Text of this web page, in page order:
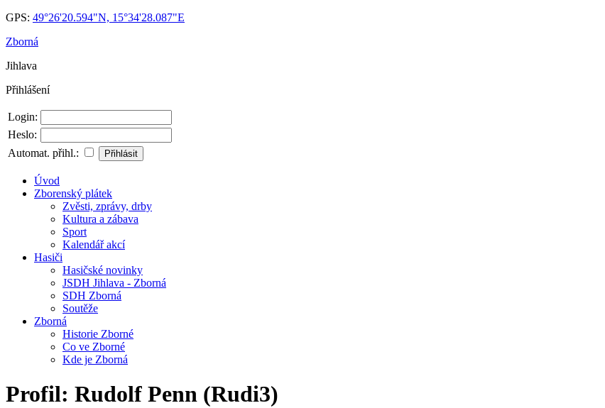
GPS: 49°26'20.594"N, 15°34'28.087"E
Zborná
Jihlava
Přihlášení
Login:
Heslo:
Automat. přihl.:
Úvod
Zborenský plátek
Zvěsti, zprávy, drby
Kultura a zábava
Sport
Kalendář akcí
Hasiči
Hasičské novinky
JSDH Jihlava - Zborná
SDH Zborná
Soutěže
Zborná
Historie Zborné
Co ve Zborné
Kde je Zborná
Profil: Rudolf Penn (Rudi3)